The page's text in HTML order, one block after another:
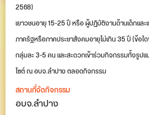
2568)
เยาวชนอายุ 15-25 ปี หรือ ผู้ปฏิบัติงานด้านเด็กแล
ภาครัฐหรือภาคประชาสังคมอายุไม่เกิน 35 ปี (ข้อ
กลุ่มละ 3-5 คน และสะดวกเข้าร่วมกิจกรรมทั้งรูป
ไซต์ ณ อบจ.ลำปาง ตลอดกิจกรรม
สถานที่จัดกิจกรรม
อบจ.ลำปาง